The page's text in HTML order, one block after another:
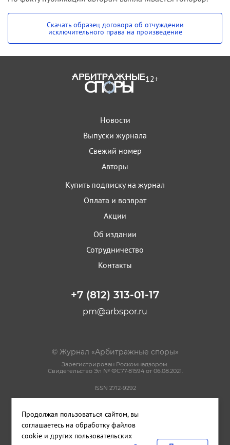
Скачать образец договора об отчуждении
исключительного права на произведение
12+
Новости
Выпуски журнала
Свежий номер
Авторы
Купить подписку на журнал
Оплата и возврат
Акции
Об издании
Сотрудничество
Контакты
+7 (812) 313-01-17
pm@arbspor.ru
© Журнал «Арбитражные споры»
Зарегистрирован Роскомнадзором.
Свидетельство Эл № ФС77-81594 от 06.08.2021.
ISSN 2712-9292
Пользовательское соглашение
Правила использования материалов сайта
Продолжая пользоваться сайтом, вы
соглашаетесь на обработку файлов
cookie и других пользовательских